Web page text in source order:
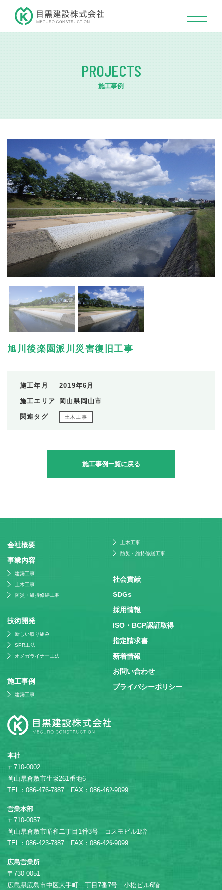
PROJECTS
施工事例
旭川後楽園派川災害復旧工事
施工年月 2019年6月
施工エリア 岡山県岡山市
関連タグ 土木工事
施工事例一覧に戻る
本社
〒710-0002
岡山県倉敷市生坂261番地6
TEL：086-476-7887 FAX：086-462-9099
営業本部
〒710-0057
岡山県倉敷市昭和二丁目1番3号 コスモビル1階
TEL：086-423-7887 FAX：086-426-9099
広島営業所
〒730-0051
広島県広島市中区大手町二丁目7番7号 小松ビル6階
会社概要
事業内容
建築工事
土木工事
防災・維持修繕工事
技術開発
新しい取り組み
SPR工法
オメガライナー工法
施⼯事例
建築工事
土木工事
防災・維持修繕工事
社会貢献
SDGs
採⽤情報
ISO・BCP認証取得
指定請求書
新着情報
お問い合わせ
プライバシーポリシー